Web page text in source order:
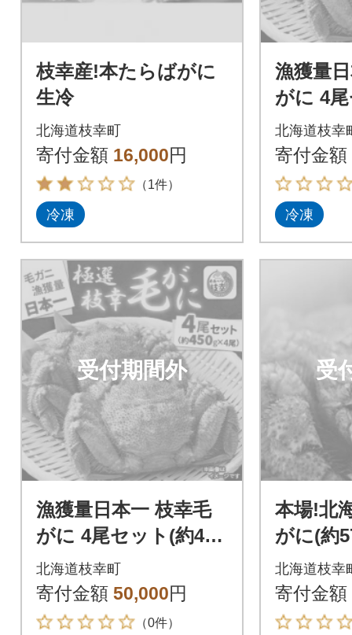
枝幸産!本たらばがに
生冷
北海道枝幸町
寄付金額 16,000円
（1件）
冷凍
漁獲量
がに 4
g×4尾)
産
北海道枝幸
寄付金額
冷凍
受付期間外
漁獲量日本一 枝幸毛
がに 4尾セット(約450
g×4尾) 北海道枝幸町
産
北海道枝幸町
寄付金額 50,000円
（0件）
受
本場!北
がに(約
北海道枝幸
寄付金額